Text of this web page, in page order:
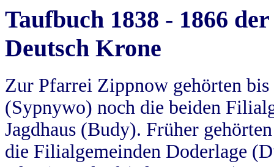
Taufbuch 1838 - 1866
Deutsch Krone
Zur Pfarrei Zippnow gehörten
(Sypnywo) noch die beiden
Jagdhaus (Budy). Früher
die Filialgemeinden Doderlage